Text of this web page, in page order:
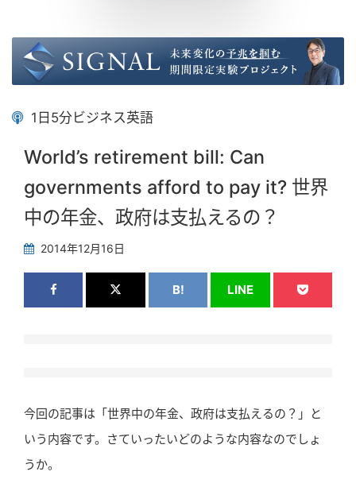
1日5分ビジネス英語
World’s retirement bill: Can
governments afford to pay it? 世界
中の年金、政府は支払えるの？
2014年12月16日
B! LINE
今回の記事は「世界中の年金、政府は支払えるの？」と
いう内容です。さていったいどのような内容なのでしょ
うか。